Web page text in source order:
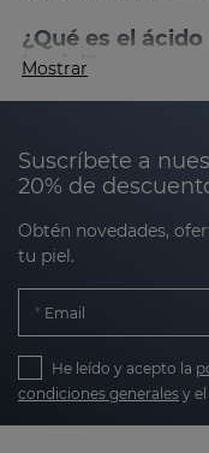
¿Qué es el
la piel?
El ácido azelaico
beneficios:
Calmante:
de quemazón.
Seborregulador
y normaliza la
Mostrar
Suscríbete a
20% de
Obtén novedades,
tu piel.
Email
He leído y acepto la
condiciones generales y el